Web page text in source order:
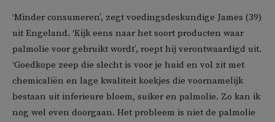
‘Minder consumeren’, zegt voedingsdeskundige James (39)
uit Engeland. ‘Kijk eens naar het soort producten waar
palmolie voor gebruikt wordt’, roept hij verontwaardigd uit.
‘Goedkope zeep die slecht is voor je huid en vol zit met
chemicaliën en lage kwaliteit koekjes die voornamelijk
bestaan uit inferieure bloem, suiker en palmolie. Zo kan ik
nog wel even doorgaan. Het probleem is niet de palmolie